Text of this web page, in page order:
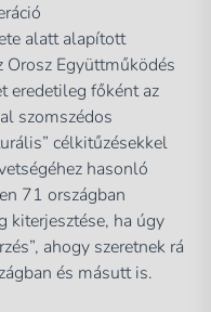
alatt alapított
Orosz Együttműködés
eredetileg főként az
szomszédos
célkitűzésekkel
hasonló
71 országban
kiterjesztése, ha úgy
ahogy szeretnek rá
és másutt is.